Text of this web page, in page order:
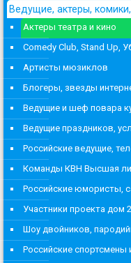
Ведущие, актеры,
Актеры театра и кино
Comedy Club, Stand Up,
Артисты мюзиклов
Блогеры, звезды
Ведущие и шеф повара
Ведущие праздников,
Российские ведущие,
Команды КВН Высшая
Российские юмористы,
Участники проекта дом 2
Шоу двойников,
Российские